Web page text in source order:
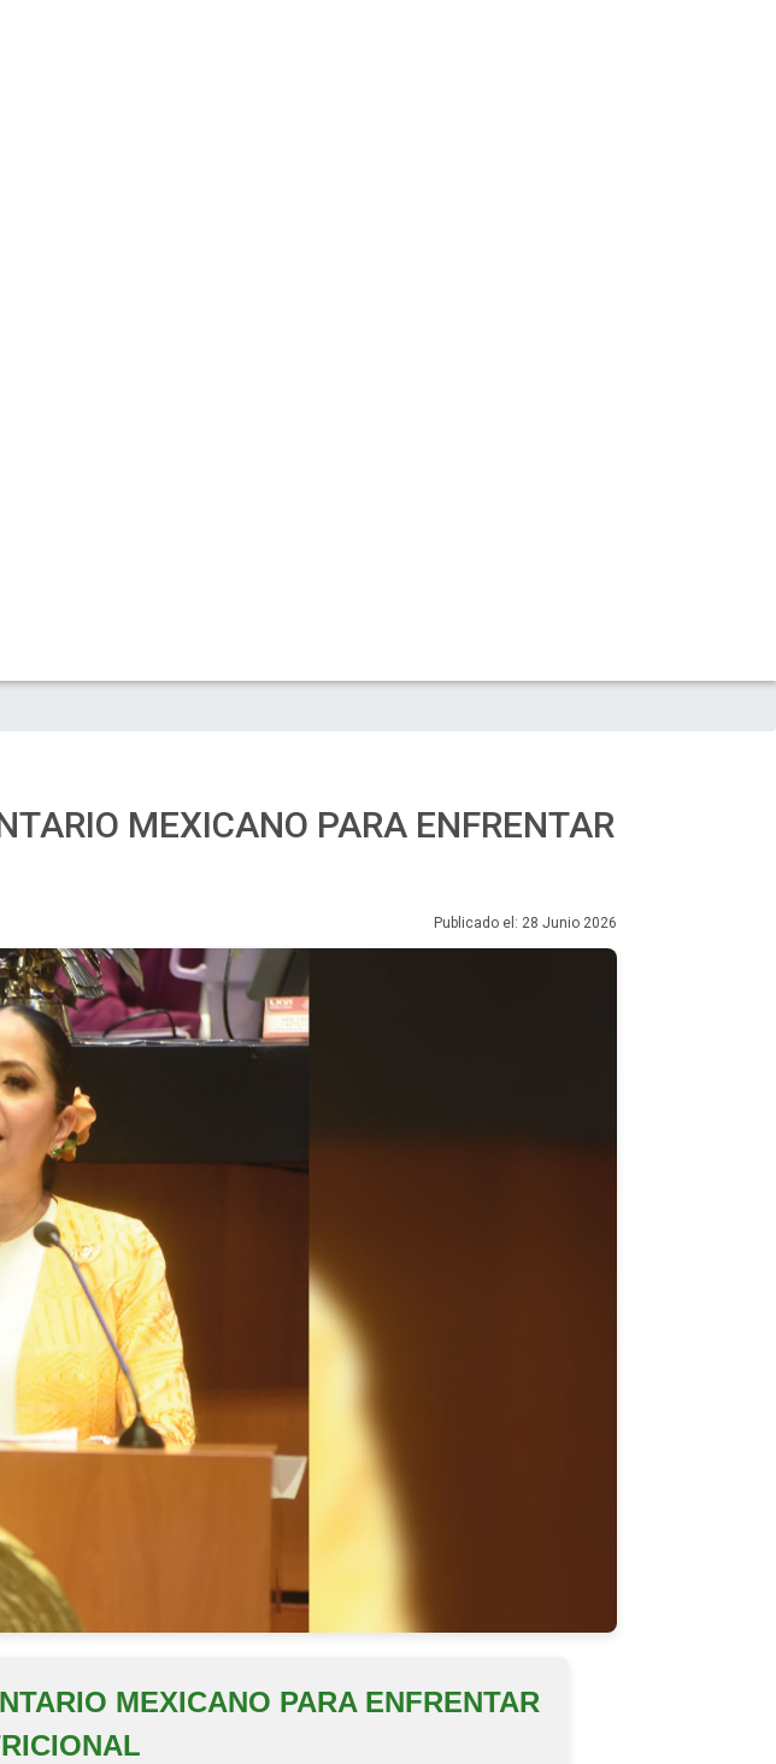
MEXICANO PARA ENFRENTAR
Publicado el: 28 Junio 2026
MEXICANO PARA ENFRENTAR